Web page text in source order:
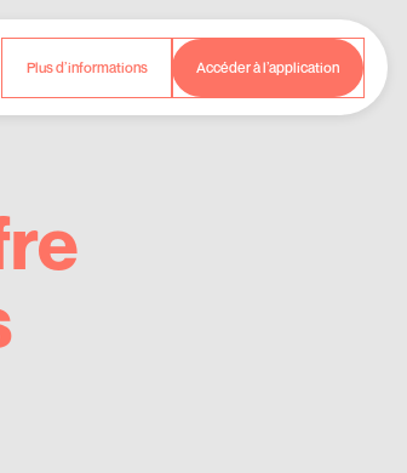
Plus d’informations Accéder à l’application